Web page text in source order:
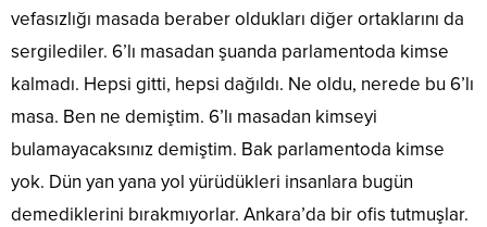
vefasızlığı masada beraber oldukları diğer ortaklarını da
sergilediler. 6’lı masadan şuanda parlamentoda kimse
kalmadı. Hepsi gitti, hepsi dağıldı. Ne oldu, nerede bu 6’lı
masa. Ben ne demiştim. 6’lı masadan kimseyi
bulamayacaksınız demiştim. Bak parlamentoda kimse
yok. Dün yan yana yol yürüdükleri insanlara bugün
demediklerini bırakmıyorlar. Ankara’da bir ofis tutmuşlar.